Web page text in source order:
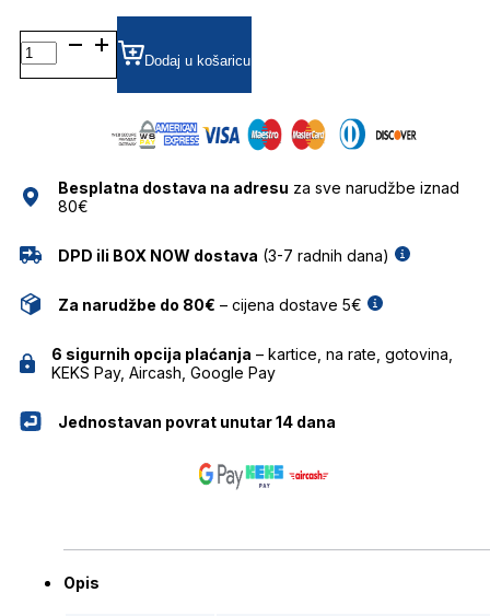
MARC551/G/S
GRADIJENT SUNČANE
NAOČALE
Dodaj u košaricu
Besplatna dostava na adresu za sve narudžbe iznad
80€
DPD ili BOX NOW dostava (3-7 radnih dana)
Za narudžbe do 80€ – cijena dostave 5€
6 sigurnih opcija plaćanja – kartice, na rate, gotovina,
KEKS Pay, Aircash, Google Pay
Jednostavan povrat unutar 14 dana
Opis